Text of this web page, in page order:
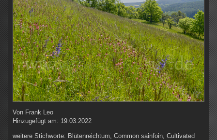
Von Frank Leo
Hinzugefügt am: 19.03.2022
weitere Stichworte: Blütenreichtum, Common sainfoin, Cultivated